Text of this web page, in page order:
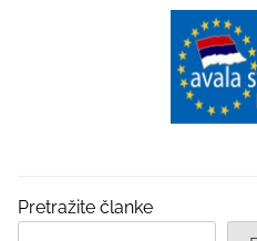
Pretražite članke